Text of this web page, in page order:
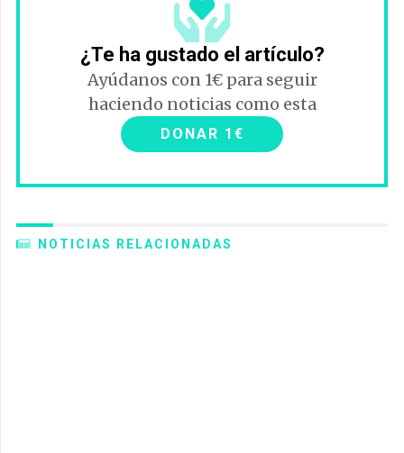
¿Te ha gustado el artículo?
Ayúdanos con 1€ para seguir
haciendo noticias como esta
DONAR 1€
NOTICIAS RELACIONADAS